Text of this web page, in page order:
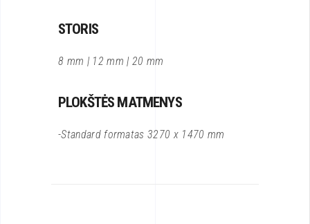
STORIS
8 mm | 12 mm | 20 mm
PLOKŠTĖS MATMENYS
-Standard formatas 3270 x 1470 mm